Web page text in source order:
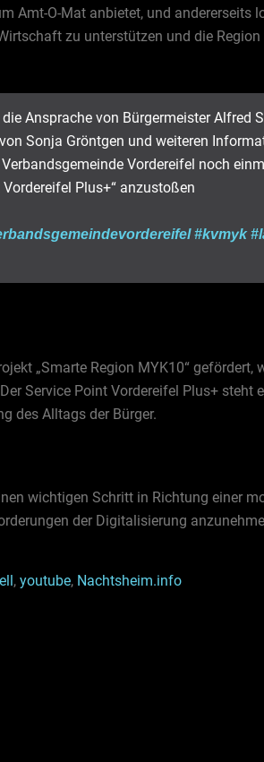
Amt-O-Mat anbietet, und andererseits
zu unterstützen und die
Ansprache von Bürgermeister
Sonja Gröntgen und weiteren
Vordereifel noch
Plus+“ anzustoßen
#kvmyk
„Smarte Region MYK10“
Service Point Vordereifel Plus+
des Alltags der Bürger.
wichtigen Schritt in Richtung einer
der Digitalisierung
, youtube, Nachtsheim.info